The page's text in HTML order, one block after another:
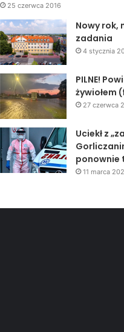
25 czerwca 2016
Nowy rok,
zadania
4 stycznia
PILNE!
żywiołem
27 czerwca
Uciekł z
ponownie
11 marca